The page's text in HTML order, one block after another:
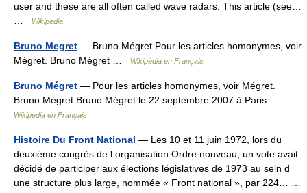
user and these are all often called wave radars. This article (see…
Wikipedia
Bruno Megret — Bruno Mégret Pour les articles homonymes, voir
Mégret. Bruno Mégret …
Wikipédia en Français
Bruno Mégret — Pour les articles homonymes, voir Mégret.
Bruno Mégret Bruno Mégret le 22 septembre 2007 à Paris …
Wikipédia en Français
Histoire Du Front National — Les 10 et 11 juin 1972, lors du
deuxième congrès de l organisation Ordre nouveau, un vote avait
décidé de participer aux élections législatives de 1973 au sein d
une structure plus large, nommée « Front national », par 224… …